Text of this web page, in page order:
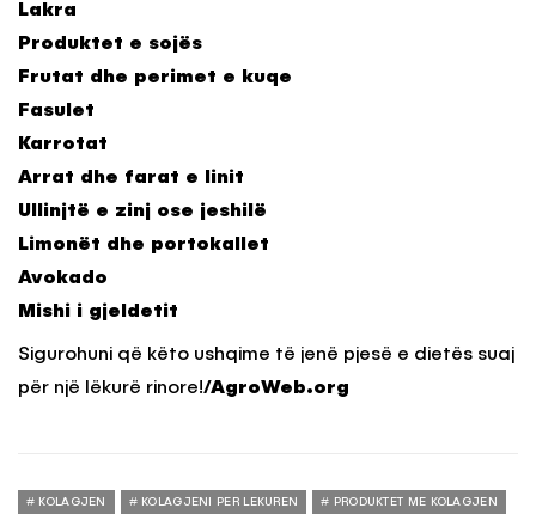
Lakra
Produktet e sojës
Frutat dhe perimet e kuqe
Fasulet
Karrotat
Arrat dhe farat e linit
Ullinjtë e zinj ose jeshilë
Limonët dhe portokallet
Avokado
Mishi i gjeldetit
Sigurohuni që këto ushqime të jenë pjesë e dietës suaj
për një lëkurë rinore!/AgroWeb.org
KOLAGJEN KOLAGJENI PER LEKUREN PRODUKTET ME KOLAGJEN